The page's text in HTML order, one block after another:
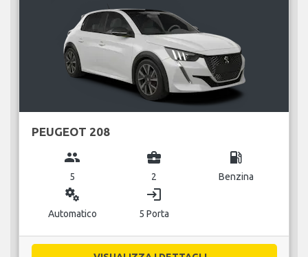
PEUGEOT 208
group
5
business_center
2
local_gas_station
Benzina
miscellaneous_services
Automatico
login
5 Porta